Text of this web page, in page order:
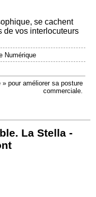
se cachent
de vos interlocuteurs
Numérique
pour améliorer sa posture
commerciale.
La Stella -